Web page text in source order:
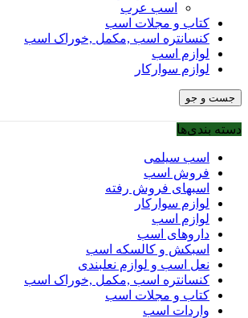
اسب عرب
کتاب و مجلات اسب
کنسانتره اسب ,مکمل ,خوراک اسب
لوازم اسب
لوازم سوارکار
جست و جو
دسته بندی‌ها
اسب سیلمی
فروش اسب
اسبهای فروش رفته
لوازم سوارکار
لوازم اسب
داروهای اسب
اسبکش و کالسکه اسب
نعل اسب و لوازم نعلبندی
کنسانتره اسب ,مکمل ,خوراک اسب
کتاب و مجلات اسب
واردات اسب